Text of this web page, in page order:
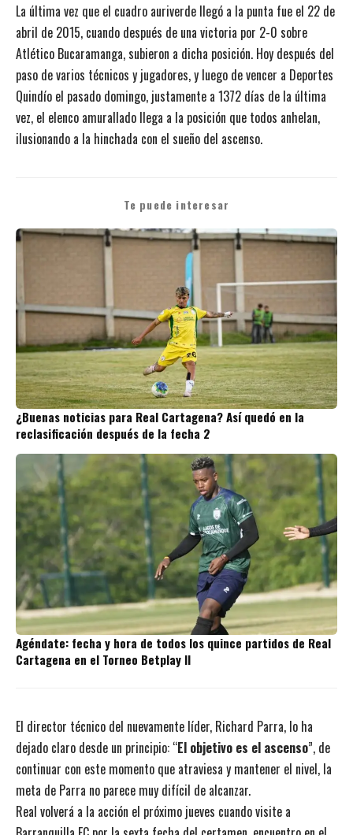
La última vez que el cuadro auriverde llegó a la punta fue el 22 de
abril de 2015, cuando después de una victoria por 2-0 sobre
Atlético Bucaramanga, subieron a dicha posición. Hoy después del
paso de varios técnicos y jugadores, y luego de vencer a Deportes
Quindío el pasado domingo, justamente a 1372 días de la última
vez, el elenco amurallado llega a la posición que todos anhelan,
ilusionando a la hinchada con el sueño del ascenso.
Te puede interesar
¿Buenas noticias para Real Cartagena? Así quedó en la
reclasificación después de la fecha 2
Agéndate: fecha y hora de todos los quince partidos de Real
Cartagena en el Torneo Betplay II
El director técnico del nuevamente líder, Richard Parra, lo ha
dejado claro desde un principio: “El objetivo es el ascenso”, de
continuar con este momento que atraviesa y mantener el nivel, la
meta de Parra no parece muy difícil de alcanzar.
Real volverá a la acción el próximo jueves cuando visite a